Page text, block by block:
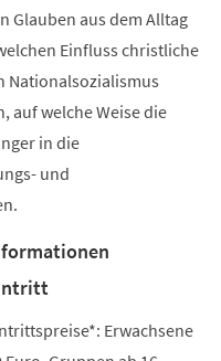
Glauben aus dem Alltag
Einfluss christliche
Nationalsozialismus
auf welche Weise die
in die
und
Erwachsene